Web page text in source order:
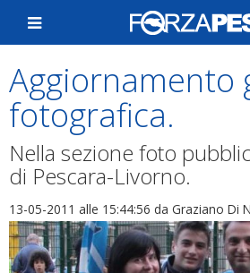
Aggiornamento
fotografica.
Nella sezione foto
di Pescara-Livorno.
13-05-2011 alle 15:44:56 da Graziano Di